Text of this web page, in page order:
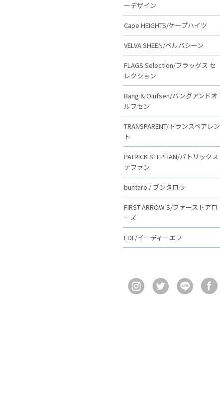
ーデザイン
Cape HEIGHTS/ケープハイツ
VELVA SHEEN/ベルバシーン
FLAGS Selection/フラッグス セ
レクション
Bang & Olufsen/バングアンドオ
ルフセン
TRANSPARENT/トランスペアレン
ト
PATRICK STEPHAN/パトリックス
テファン
buntaro / ブンタロウ
FIRST ARROW'S/ファーストアロ
ーズ
EDF/イーディーエフ